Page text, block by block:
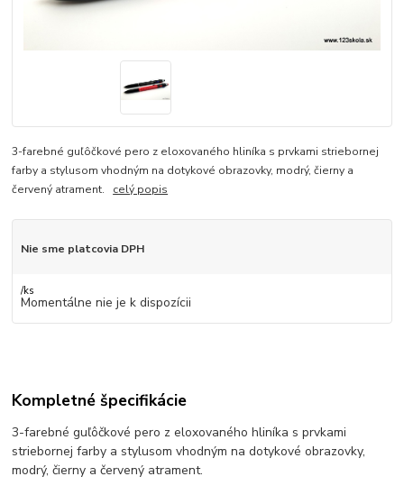
3-farebné guľôčkové pero z eloxovaného hliníka s prvkami striebornej
farby a stylusom vhodným na dotykové obrazovky, modrý, čierny a
červený atrament. celý popis
Nie sme platcovia DPH
/ks
Momentálne nie je k dispozícii
Kompletné špecifikácie
3-farebné guľôčkové pero z eloxovaného hliníka s prvkami
striebornej farby a stylusom vhodným na dotykové obrazovky,
modrý, čierny a červený atrament.